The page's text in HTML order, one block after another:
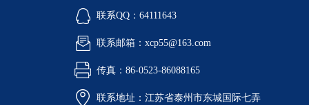
联系QQ：64111643
联系邮箱：xcp55@163.com
传真：86-0523-86088165
联系地址：江苏省泰州市东城国际七弄